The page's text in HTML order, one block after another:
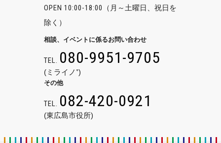
OPEN 10:00-18:00
（月～土曜日、祝日を
除く）
相談、イベントに係るお問い合わせ
TEL. 080-9951-9705
(ミライノ⁺)
その他
TEL. 082-420-0921
(東広島市役所)